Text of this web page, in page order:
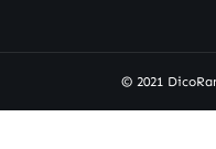
© 2021